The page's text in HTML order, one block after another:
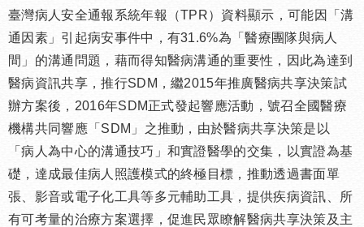
臺灣病人安全通報系統年報（TPR）資料顯示，可能因「溝
通因素」引起病安事件中，有31.6%為「醫療團隊與病人
間」的溝通問題，藉而得知醫病溝通的重要性，因此為達到
醫病資訊共享，推行SDM，繼2015年推廣醫病共享決策試
辦方案後，2016年SDM正式發起響應活動，號召全國醫療
機構共同響應「SDM」之推動，由於醫病共享決策是以
「病人為中心的溝通技巧」和實證醫學的交集，以實證為基
礎，達成最佳病人照護模式的終極目標，推動透過書面單
張、影音或電子化工具等多元輔助工具，提供疾病資訊、所
有可考量的治療方案選擇，促進民眾瞭解醫病共享決策及主